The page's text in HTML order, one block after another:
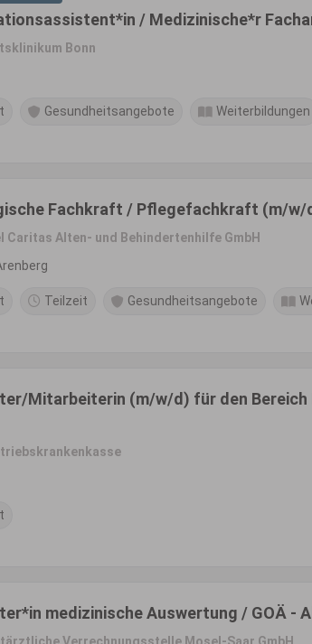
/ Medizinische*r
Bonn
Gesundheitsangebote Weiterbildungen
Fachkraft / Pflegefachkraft (m/
Caritas Alten- und Behindertenhilfe GmbH
Teilzeit Gesundheitsangebote
Mitarbeiterin (m/w/d) für den
medizinische Auswertung / GOÄ -